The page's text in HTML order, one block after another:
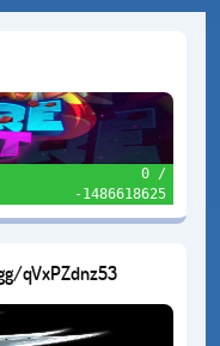
0 /
-1486618625
qVxPZdnz53